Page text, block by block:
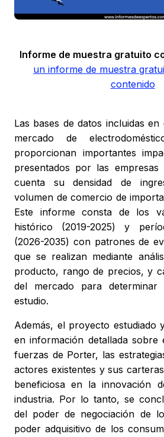
Informe de muestra gratuito
un informe de muestra
contenido
Las bases de datos incluidas
mercado de
proporcionan importantes
presentados por las
cuenta su densidad de
volumen de comercio de
Este informe consta de los
histórico (2019-2025) y
(2026-2035) con patrones de
que se realizan mediante
producto, rango de precios, y
del mercado para determinar
estudio.
Además, el proyecto estudiado
en información detallada sobre
fuerzas de Porter, las
actores existentes y sus
beneficiosa en la innovación
industria. Por lo tanto, se
del poder de negociación de
poder adquisitivo de los